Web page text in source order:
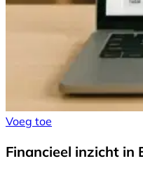
Voeg toe
Financieel inzicht in